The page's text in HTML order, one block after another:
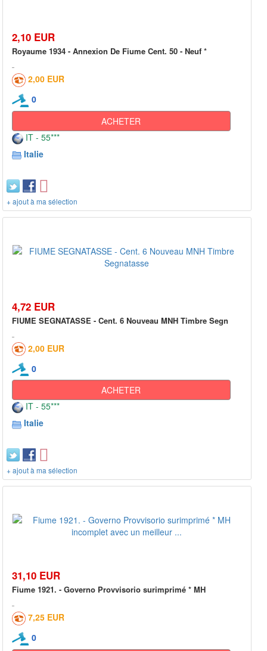
2,10 EUR
Royaume 1934 - Annexion De Fiume Cent. 50 - Neuf *
2,00 EUR
0
ACHETER
IT - 55***
Italie
+ ajout à ma sélection
4,72 EUR
FIUME SEGNATASSE - Cent. 6 Nouveau MNH Timbre Segn
2,00 EUR
0
ACHETER
IT - 55***
Italie
+ ajout à ma sélection
31,10 EUR
Fiume 1921. - Governo Provvisorio surimprimé * MH
7,25 EUR
0